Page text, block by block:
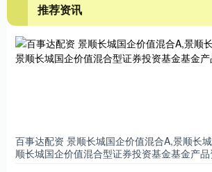
推荐资讯
百事达配资 景顺长城国企价值混合A,景顺长
顺长城国企价值混合型证券投资基金基金产